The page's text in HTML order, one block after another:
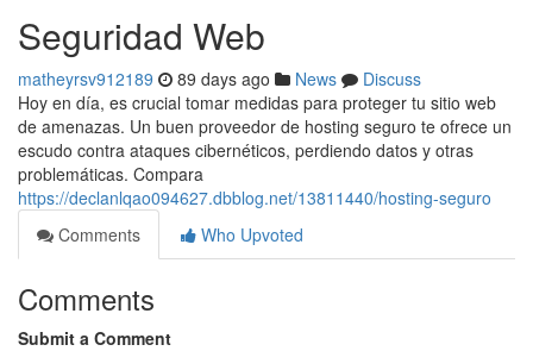
Seguridad Web
matheyrsv912189 89 days ago News
Discuss
Hoy en día, es crucial tomar medidas para proteger tu sitio web
de amenazas. Un buen proveedor de hosting seguro te ofrece un
escudo contra ataques cibernéticos, perdiendo datos y otras
problemáticas. Compara
https://declanlqao094627.dbblog.net/13811440/hosting-seguro
Comments
Who Upvoted
Comments
Submit a Comment